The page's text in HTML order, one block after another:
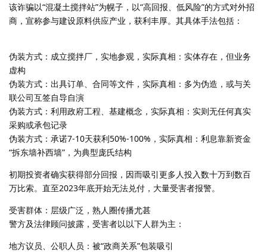
该诈骗以“混凝土搅拌站”为幌子，以“高回报、低风险”的方式对外招
商，宣称参与建设原料供应产业，获利丰厚。其具体手法包括：
伪装方式：成立搅拌厂，实地参观，实际真相：实体存在，但业务
虚构
伪装方式：出具订单、合同等文件，实际真相：多为伪造，或与关
联公司互签自导自演
伪装方式：利用政府工程、基建概念，实际真相：实则无任何真实
采购或承包记录
伪装方式：承诺7-10天获利50%-100%，实际真相：利息靠新资金
“拆东墙补西墙”，为典型庞氏结构
初期投资者确实获得部分回报，因而吸引更多人投入数十万到数百
万比索。直至2023年底开始无法兑付，大量受害者报警。
受害群体：层级广泛，熟人圈传播尤甚
警方及法律顾问披露，受害者以以下人群为主：
地方议员、公职人员：被“政商关系”包装吸引